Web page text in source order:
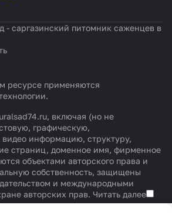
саргазинский питомник саженцев в
ресурсе применяются
.
включая (но не
графическую,
информацию, структуру,
страниц, доменное имя, фирменное
объектами авторского права и
собственность, защищены
и международными
авторских прав. Читать далее